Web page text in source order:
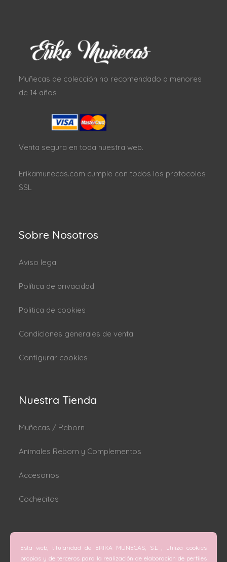
Muñecas de colección no recomendado a menores
de 14 años
Venta segura en toda nuestra web.
Erikamunecas.com cumple con todos los protocolos
SSL
Sobre Nosotros
Aviso legal
Política de privacidad
Politica de cookies
Condiciones generales de venta
Configurar cookies
Nuestra Tienda
Muñecas / Reborn
Animales Reborn y Complementos
Accesorios
Cochecitos
C/ San Vicente Mártir nº 74 (Valencia).
Esta web, titularidad de ERIKA MUÑECAS, S.L , utiliza cookies
propias y de terceros para la realización de elaboración de perfiles